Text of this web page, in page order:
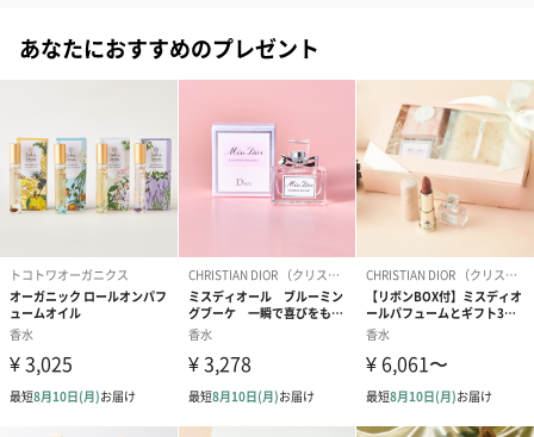
大人気香水「MODERN PRINCESS」
コンテンポラリーなヴィジョンを持つ新世代の女性たちを、自身
の手で運命を切り開いていく現代のプリンセスと捉えて香りをク
リエイト。ルールに縛られることなく生きる女性を官能的なフロ
ール調の香りで表現しています♡
エレガントに香る「印象的なモテ香水」
あなたにおすすめのプレゼント